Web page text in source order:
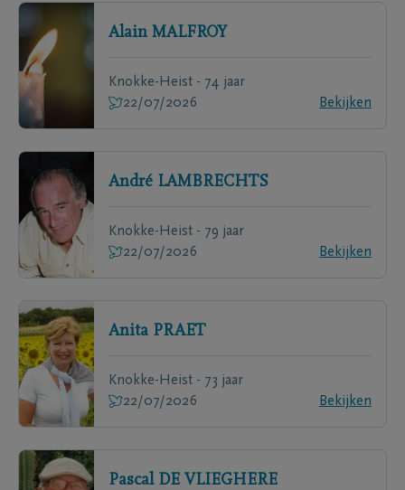
Alain MALFROY
Knokke-Heist - 74 jaar
22/07/2026
Bekijken
André LAMBRECHTS
Knokke-Heist - 79 jaar
22/07/2026
Bekijken
Anita PRAET
Knokke-Heist - 73 jaar
22/07/2026
Bekijken
Pascal DE VLIEGHERE